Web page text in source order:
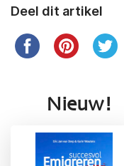
Deel dit artikel
Nieuw!